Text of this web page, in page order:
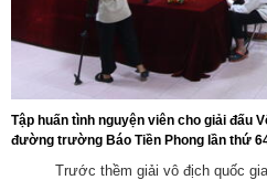
Tập huấn tình nguyện viên cho giải đấu
đường trường Báo Tiền Phong lần thứ
Trước thềm giải vô địch quốc gia
bàn tỉnh Lai Châu)
Ngày ban hành: (26/01/2026)
(NGHỊ ĐỊNH1 Quy định về giá
Ngày ban hành: (10/12/2025)
Tên:(BÀI TRUYỀN THÔNG DỰ
BỔ SUNG MỘT SỐ ĐIỀU CỦA